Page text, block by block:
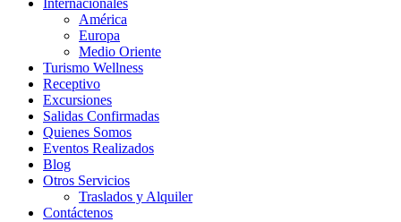
Internacionales
América
Europa
Medio Oriente
Turismo Wellness
Receptivo
Excursiones
Salidas Confirmadas
Quienes Somos
Eventos Realizados
Blog
Otros Servicios
Traslados y Alquiler
Contáctenos